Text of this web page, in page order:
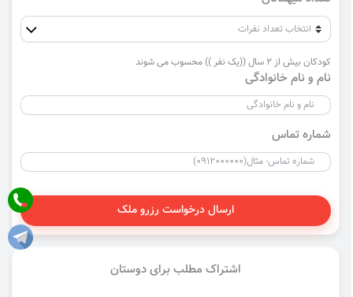
کودکان بیش از 2 سال ((یک نفر )) محسوب می شوند
نام و نام خانوادگی
شماره تماس
ارسال درخواست رزرو ملک
اشتراک مطلب برای دوستان